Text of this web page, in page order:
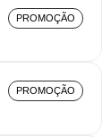
PROMOÇÃO
PROMOÇÃO